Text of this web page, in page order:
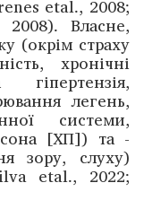
etal., 2008;
Власне,
(окрім страху
хронічні
гіпертензія,
легень,
системи,
[ХП]) та
зору, слуху)
etal., 2022;